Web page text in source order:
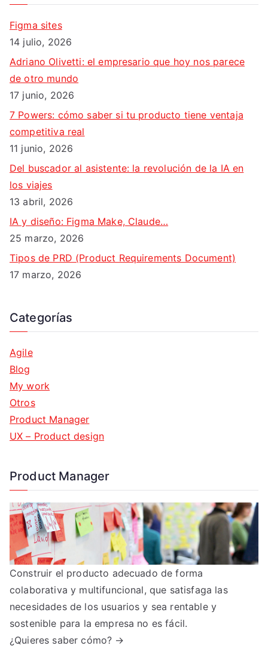
Figma sites
14 julio, 2026
Adriano Olivetti: el empresario que hoy nos parece
de otro mundo
17 junio, 2026
7 Powers: cómo saber si tu producto tiene ventaja
competitiva real
11 junio, 2026
Del buscador al asistente: la revolución de la IA en
los viajes
13 abril, 2026
IA y diseño: Figma Make, Claude…
25 marzo, 2026
Tipos de PRD (Product Requirements Document)
17 marzo, 2026
Categorías
Agile
Blog
My work
Otros
Product Manager
UX – Product design
Product Manager
Construir el producto adecuado de forma
colaborativa y multifuncional, que satisfaga las
necesidades de los usuarios y sea rentable y
sostenible para la empresa no es fácil.
¿Quieres saber cómo? →